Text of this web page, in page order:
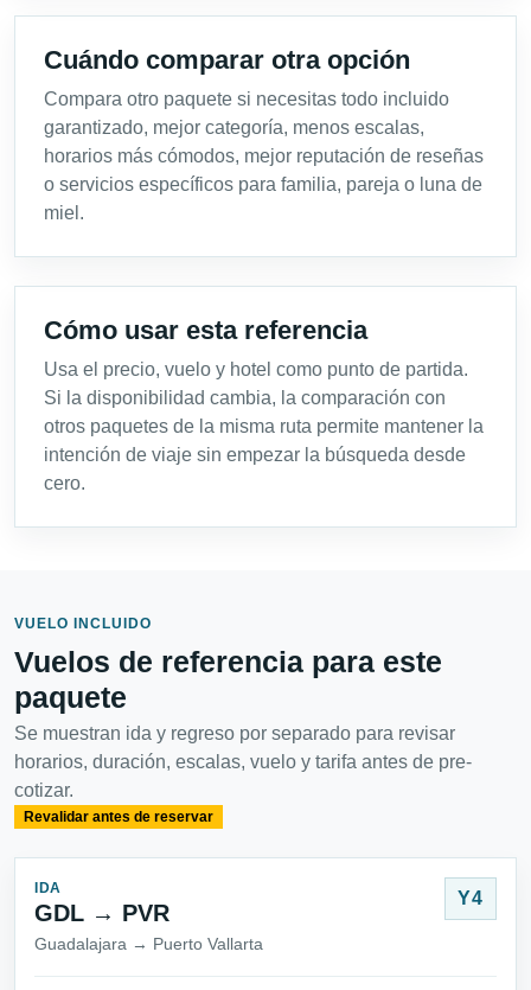
Cuándo comparar otra opción
Compara otro paquete si necesitas todo incluido
garantizado, mejor categoría, menos escalas,
horarios más cómodos, mejor reputación de reseñas
o servicios específicos para familia, pareja o luna de
miel.
Cómo usar esta referencia
Usa el precio, vuelo y hotel como punto de partida.
Si la disponibilidad cambia, la comparación con
otros paquetes de la misma ruta permite mantener la
intención de viaje sin empezar la búsqueda desde
cero.
VUELO INCLUIDO
Vuelos de referencia para este
paquete
Se muestran ida y regreso por separado para revisar
horarios, duración, escalas, vuelo y tarifa antes de pre-
cotizar.
Revalidar antes de reservar
IDA
GDL → PVR
Guadalajara → Puerto Vallarta
Y4